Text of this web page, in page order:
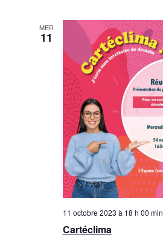
MER
11
Cartéclima
11 octobre 2023 à 18 h 00 min